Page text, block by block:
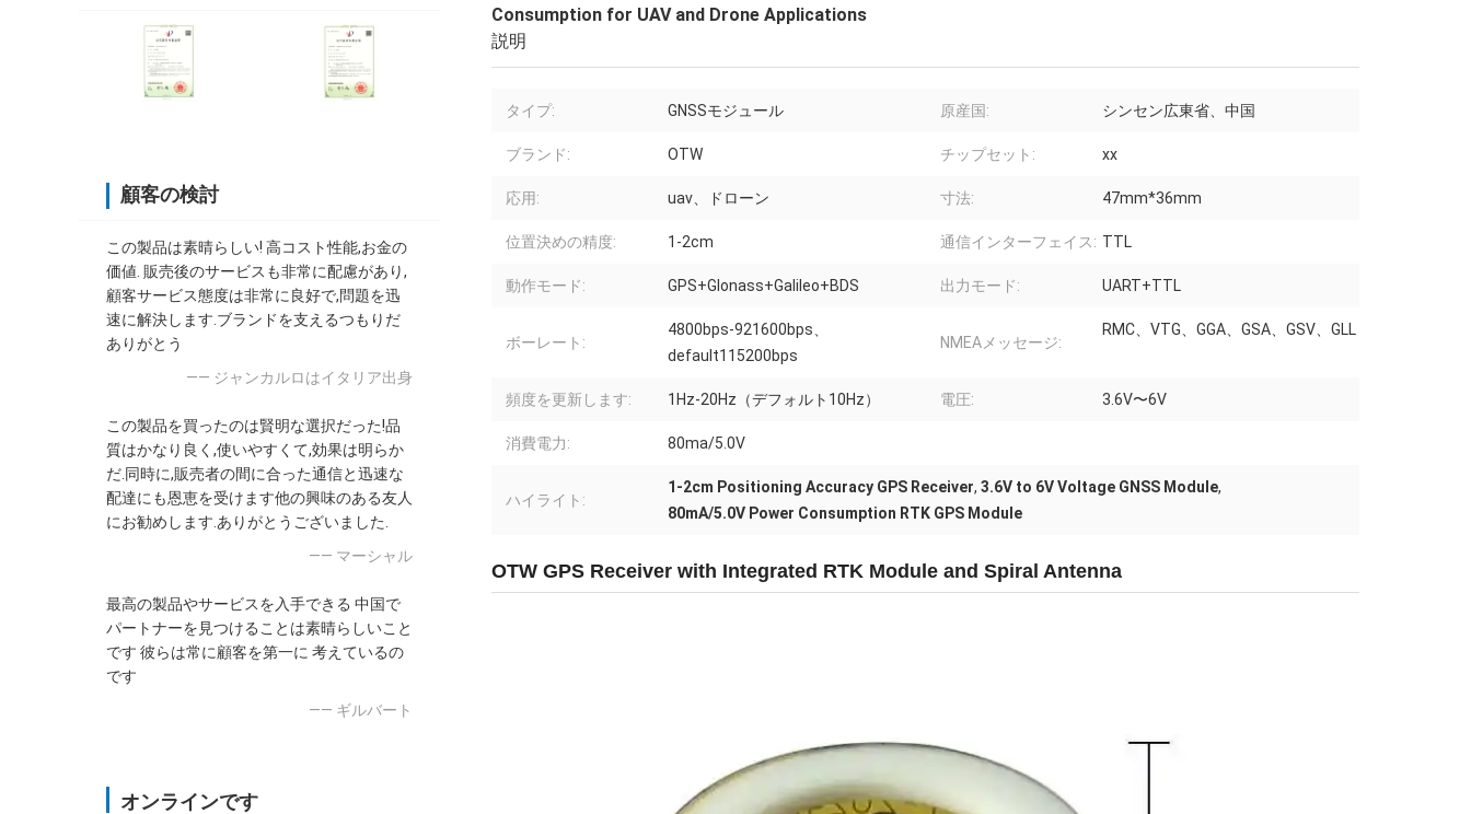
顧客の検討
この製品は素晴らしい! 高コスト性能,お金の
価値. 販売後のサービスも非常に配慮があり,
顧客サービス態度は非常に良好で,問題を迅
速に解決します.ブランドを支えるつもりだ
ありがとう
—— ジャンカルロはイタリア出身
この製品を買ったのは賢明な選択だった!品
質はかなり良く,使いやすくて,効果は明らか
だ.同時に,販売者の間に合った通信と迅速な
配達にも恩恵を受けます他の興味のある友人
にお勧めします.ありがとうございました.
—— マーシャル
最高の製品やサービスを入手できる 中国で
パートナーを見つけることは素晴らしいこと
です 彼らは常に顧客を第一に 考えているの
です
—— ギルバート
オンラインです
Consumption for UAV and Drone Applications
説明
タイプ: GNSSモジュール 原産国: シンセン広東省、中国
ブランド: OTW チップセット: xx
応用: uav、ドローン 寸法: 47mm*36mm
位置決めの精度: 1-2cm 通信インターフェイス: TTL
動作モード: GPS+Glonass+Galileo+BDS 出力モード: UART+TTL
ボーレート:
4800bps-921600bps、
default115200bps
NMEAメッセージ:
RMC、VTG、GGA、GSA、GSV、GLL
頻度を更新します: 1Hz-20Hz（デフォルト10Hz） 電圧: 3.6V〜6V
消費電力: 80ma/5.0V
ハイライト:
1-2cm Positioning Accuracy GPS Receiver, 3.6V to 6V Voltage GNSS Module,
80mA/5.0V Power Consumption RTK GPS Module
OTW GPS Receiver with Integrated RTK Module and Spiral Antenna